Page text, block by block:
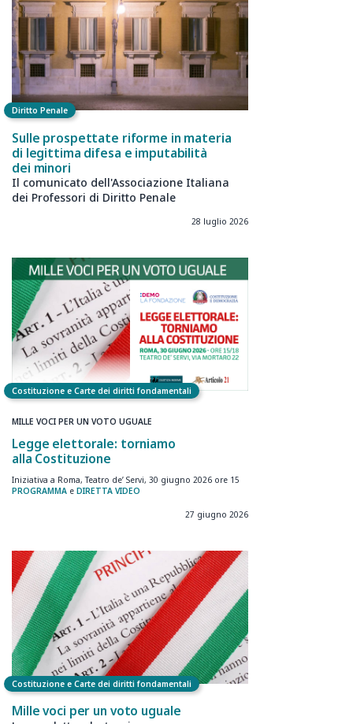
Diritto Penale
Sulle prospettate riforme in materia
di legittima difesa e imputabilità
dei minori
Il comunicato dell'Associazione Italiana
dei Professori di Diritto Penale
28 luglio 2026
Costituzione e Carte dei diritti fondamentali
MILLE VOCI PER UN VOTO UGUALE
Legge elettorale: torniamo
alla Costituzione
Iniziativa a Roma, Teatro de’ Servi, 30 giugno 2026 ore 15
PROGRAMMA e DIRETTA VIDEO
27 giugno 2026
Costituzione e Carte dei diritti fondamentali
Mille voci per un voto uguale